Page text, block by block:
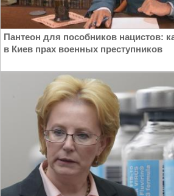
Пантеон для пособников нацистов:
в Киев прах военных преступников